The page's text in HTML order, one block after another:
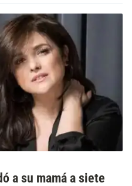
a su mamá a siete